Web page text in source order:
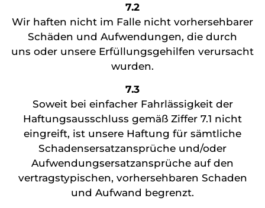
7.2
Wir haften nicht im Falle nicht vorhersehbarer
Schäden und Aufwendungen, die durch
uns oder unsere Erfüllungsgehilfen verursacht
wurden.
7.3
Soweit bei einfacher Fahrlässigkeit der
Haftungsausschluss gemäß Ziffer 7.1 nicht
eingreift, ist unsere Haftung für sämtliche
Schadensersatzansprüche und/oder
Aufwendungsersatzansprüche auf den
vertragstypischen, vorhersehbaren Schaden
und Aufwand begrenzt.